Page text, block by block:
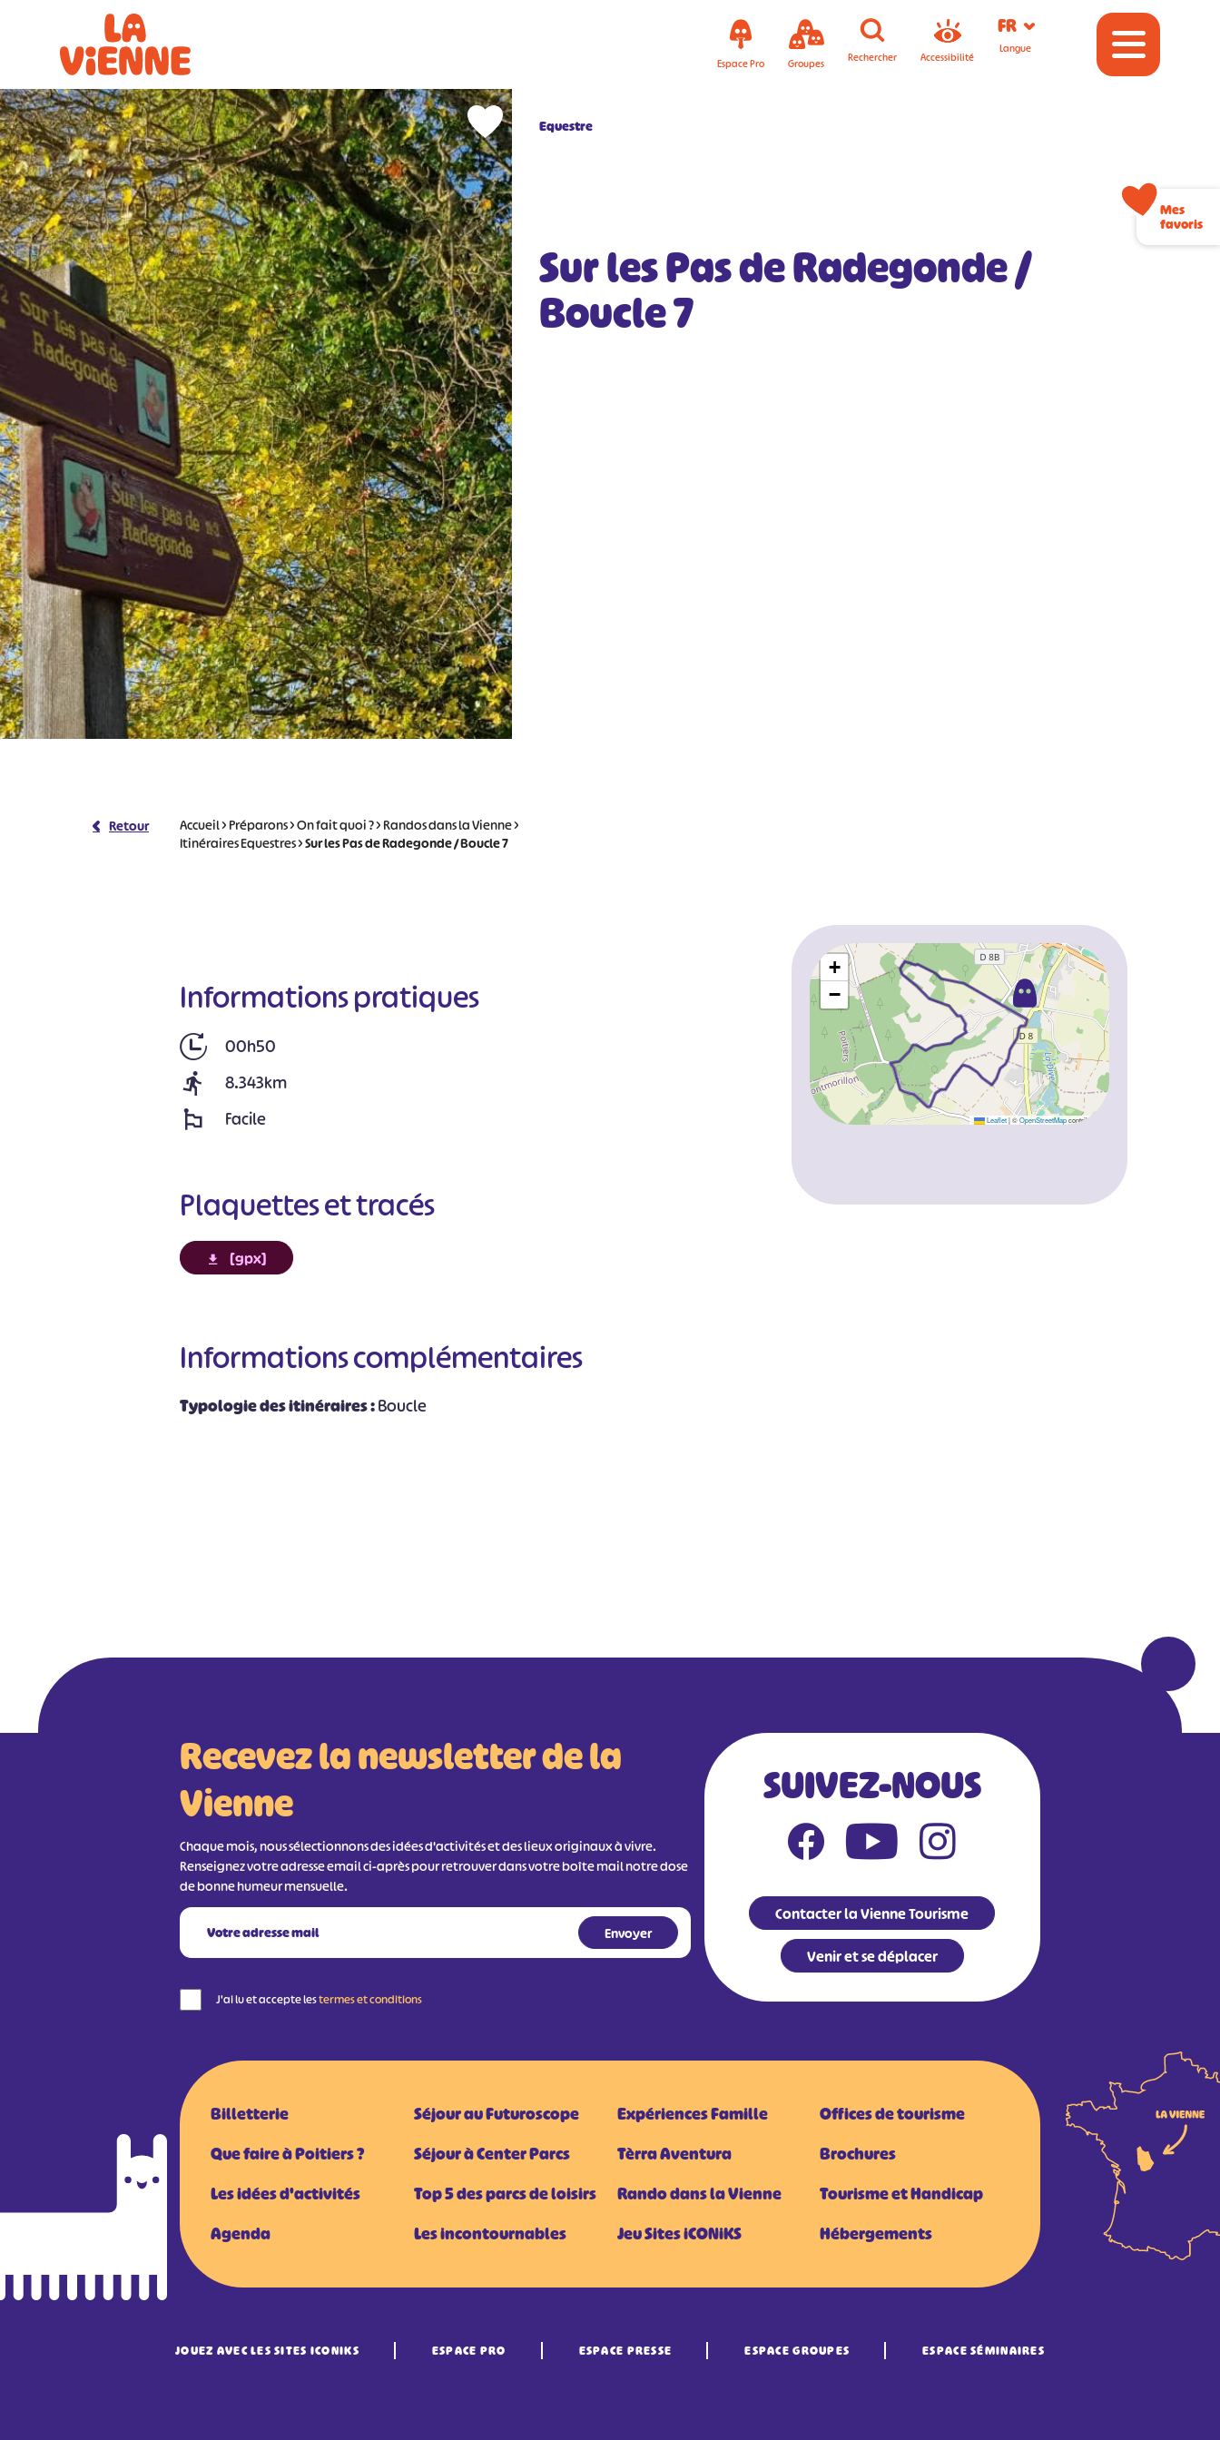
Espace Pro Groupes Rechercher Accessibilité
FR
Langue
Equestre
Sur les Pas de Radegonde /
Boucle 7
Retour Accueil>Préparons>On fait quoi ?>Randos dans la Vienne>
Itinéraires Equestres>Sur les Pas de Radegonde / Boucle 7
Informations pratiques
00h50
8.343km
Facile
Plaquettes et tracés
[gpx]
Informations complémentaires
Typologie des itinéraires :Boucle
+
−
Leaflet|©OpenStreetMapcontributors
Recevez la newsletter de la
Vienne
Chaque mois, nous sélectionnons des idées d'activités et des lieux originaux à vivre.
Renseignez votre adresse email ci-après pour retrouver dans votre boîte mail notre dose
de bonne humeur mensuelle.
J'ai lu et accepte lestermes et conditions
SUIVEZ-NOUS
Contacter la Vienne Tourisme
Venir et se déplacer
Billetterie
Que faire à Poitiers ?
Les idées d'activités
Agenda
Séjour au Futuroscope
Séjour à Center Parcs
Top 5 des parcs de loisirs
Les incontournables
Expériences Famille
Tèrra Aventura
Rando dans la Vienne
Jeu Sites iCONiKS
Offices de tourisme
Brochures
Tourisme et Handicap
Hébergements
JOUEZ AVEC LES SITES ICONIKS ESPACE PRO ESPACE PRESSE ESPACE GROUPES ESPACE SÉMINAIRES
Mes
favoris
Panneau de gestion des cookies